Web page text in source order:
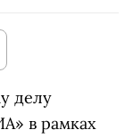
делу
в рамках